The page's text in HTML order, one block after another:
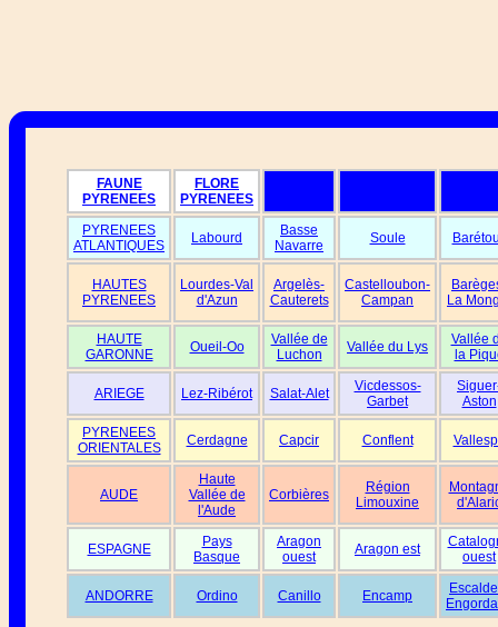
FAUNE
PYRENEES
FLORE
PYRENEES
PYRENEES
ATLANTIQUES
Labourd
Basse
Navarre
Soule
HAUTES
PYRENEES
Lourdes-Val
d'Azun
Argelès-
Cauterets
Castelloubon-
Campan
La
HAUTE
GARONNE
Oueil-Oo
Vallée de
Luchon
Vallée du Lys
Vallée
la
ARIEGE Lez-Ribérot Salat-Alet
Vicdessos-
Garbet
Aston
PYRENEES
ORIENTALES
Cerdagne Capcir Conflent
AUDE
Haute
Vallée de
l'Aude
Corbières
Région
Limouxine
ESPAGNE
Pays
Basque
Aragon
ouest
Aragon est
ouest
ANDORRE Ordino Canillo Encamp